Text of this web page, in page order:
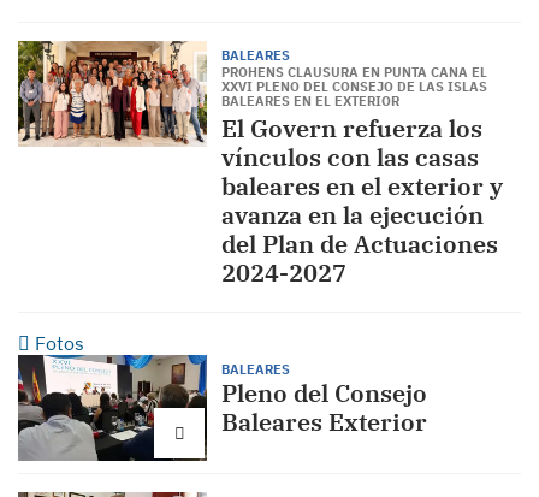
BALEARES
PROHENS CLAUSURA EN PUNTA CANA EL
XXVI PLENO DEL CONSEJO DE LAS ISLAS
BALEARES EN EL EXTERIOR
El Govern refuerza los
vínculos con las casas
baleares en el exterior y
avanza en la ejecución
del Plan de Actuaciones
2024-2027
Fotos
BALEARES
Pleno del Consejo
Baleares Exterior